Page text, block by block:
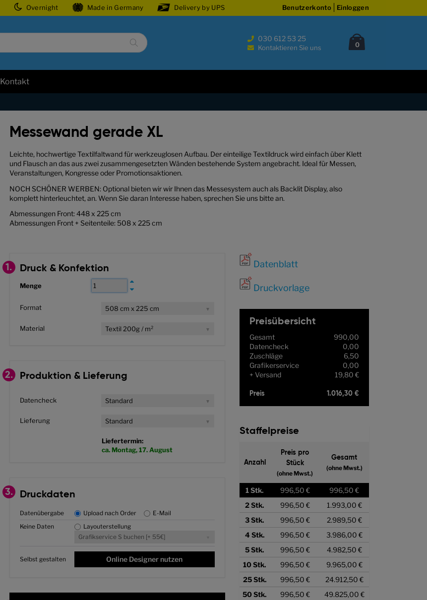
Overnight Made in Germany Delivery by UPS Benutzerkonto Einloggen
0Artikel
030 612 53 25
Kontaktieren Sie uns
Kontakt
Messewand gerade XL
Leichte, hochwertige Textilfaltwand für werkzeuglosen Aufbau. Der einteilige Textildruck wird einfach über Klett
und Flausch an das aus zwei zusammengesetzten Wänden bestehende System angebracht. Ideal für Messen,
Veranstaltungen, Kongresse oder Promotionsaktionen.
NOCH SCHÖNER WERBEN: Optional bieten wir wir Ihnen das Messesystem auch als Backlit Display, also
komplett hinterleuchtet, an. Wenn Sie daran Interesse haben, sprechen Sie uns bitte an.
Abmessungen Front: 448 x 225 cm
Abmessungen Front + Seitenteile: 508 x 225 cm
Datenblatt
Druckvorlage
1. Druck & Konfektion
Menge
Format 508 cm x 225 cm
Material Textil 200g / m²
2. Produktion & Lieferung
Datencheck Standard
Lieferung Standard
Liefertermin:
ca. Montag, 17. August
3. Druckdaten
Datenübergabe Upload nach Order
E-Mail
Keine Daten
Layouterstellung
Grafikservice S buchen [+ 55€]
Selbst gestalten Online Designer nutzen
Preisübersicht
Gesamt
990,00
Datencheck
0,00
Zuschläge
6,50
Grafikerservice
0,00
Versand
19,80 €
Preis 1.016,30 €
Staffelpreise
Anzahl
Preis pro
Stück
(ohne Mwst.)
Gesamt
(ohne Mwst.)
1Stk. 996,50 €
996,50 €
2Stk. 996,50 €
1.993,00 €
3Stk. 996,50 €
2.989,50 €
4Stk. 996,50 €
3.986,00 €
5Stk. 996,50 €
4.982,50 €
10Stk. 996,50 €
9.965,00 €
25Stk. 996,50 €
24.912,50 €
50Stk. 996,50 €
49.825,00 €